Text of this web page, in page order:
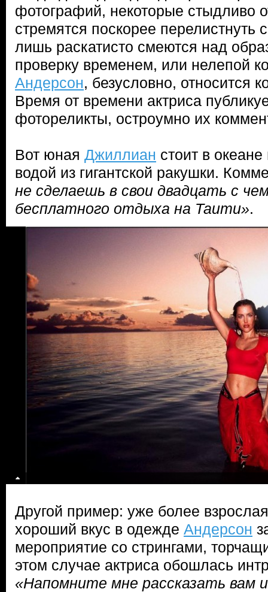
фотографий, некоторые стыдливо
стремятся поскорее перелистнуть
лишь раскатисто смеются над
проверку временем, или нелепой
Андерсон, безусловно, относится
Время от времени актриса
фотореликты, остроумно их
Вот юная Джиллиан стоит в
водой из гигантской ракушки.
не сделаешь в свои двадцать с
бесплатного отдыха на Таити».
Другой пример: уже более
хороший вкус в одежде Андерсон
мероприятие со стрингами,
этом случае актриса обошлась
«Напомните мне рассказать вам